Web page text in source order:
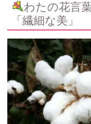
わたの花言
「繊細な美」